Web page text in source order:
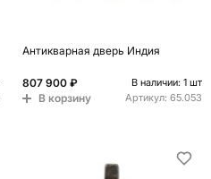
Антикварная дверь Индия
807 900 ₽ В наличии: 1 шт
В корзину Артикул: 65.053